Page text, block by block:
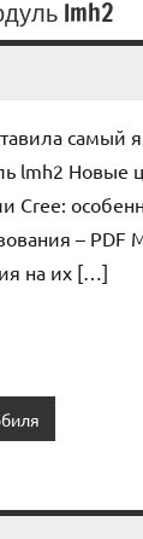
lmh2
самый
lmh2 Новые
Cree:
–
на их […]